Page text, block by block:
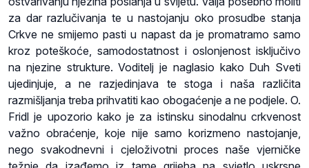
za dar razlučivanja te u nastojanju oko prosudbe stanja
Crkve ne smijemo pasti u napast da je promatramo samo
kroz poteškoće, samodostatnost i oslonjenost isključivo
na njezine strukture. Voditelj je naglasio kako Duh Sveti
ujedinjuje, a ne razjedinjava te stoga i naša različita
razmišljanja treba prihvatiti kao obogaćenje a ne podjele. O.
Fridl je upozorio kako je za istinsku sinodalnu crkvenost
važno obraćenje, koje nije samo korizmeno nastojanje,
nego svakodnevni i cjeloživotni proces naše vjerničke